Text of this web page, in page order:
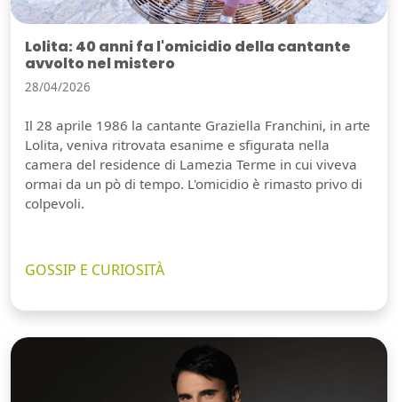
Lolita: 40 anni fa l'omicidio della cantante
avvolto nel mistero
28/04/2026
Il 28 aprile 1986 la cantante Graziella Franchini, in arte
Lolita, veniva ritrovata esanime e sfigurata nella
camera del residence di Lamezia Terme in cui viveva
ormai da un pò di tempo. L'omicidio è rimasto privo di
colpevoli.
GOSSIP E CURIOSITÀ